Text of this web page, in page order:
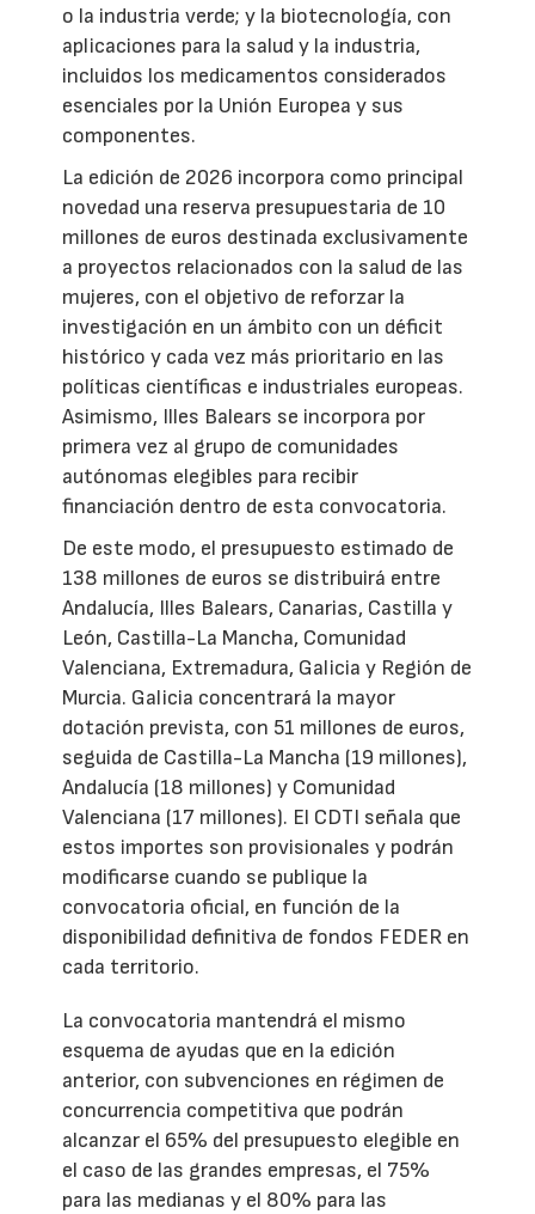
o la industria verde; y la biotecnología, con
aplicaciones para la salud y la industria,
incluidos los medicamentos considerados
esenciales por la Unión Europea y sus
componentes.
La edición de 2026 incorpora como principal
novedad una reserva presupuestaria de 10
millones de euros destinada exclusivamente
a proyectos relacionados con la salud de las
mujeres, con el objetivo de reforzar la
investigación en un ámbito con un déficit
histórico y cada vez más prioritario en las
políticas científicas e industriales europeas.
Asimismo, Illes Balears se incorpora por
primera vez al grupo de comunidades
autónomas elegibles para recibir
financiación dentro de esta convocatoria.
De este modo, el presupuesto estimado de
138 millones de euros se distribuirá entre
Andalucía, Illes Balears, Canarias, Castilla y
León, Castilla-La Mancha, Comunidad
Valenciana, Extremadura, Galicia y Región de
Murcia. Galicia concentrará la mayor
dotación prevista, con 51 millones de euros,
seguida de Castilla-La Mancha (19 millones),
Andalucía (18 millones) y Comunidad
Valenciana (17 millones). El CDTI señala que
estos importes son provisionales y podrán
modificarse cuando se publique la
convocatoria oficial, en función de la
disponibilidad definitiva de fondos FEDER en
cada territorio.
La convocatoria mantendrá el mismo
esquema de ayudas que en la edición
anterior, con subvenciones en régimen de
concurrencia competitiva que podrán
alcanzar el 65% del presupuesto elegible en
el caso de las grandes empresas, el 75%
para las medianas y el 80% para las